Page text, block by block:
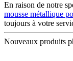
En raison de notre
mousse métallique
toujours à votre
Nouveaux produits